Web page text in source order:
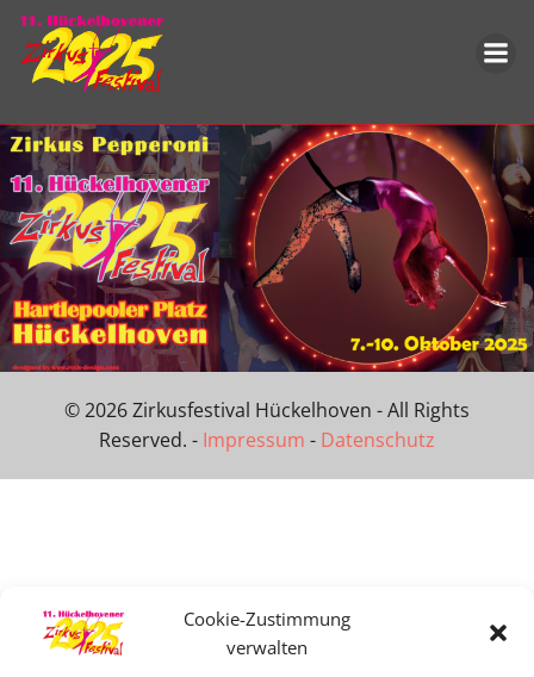
Cookie-Zustimmung
verwalten
© 2026 Zirkusfestival Hückelhoven - All Rights
Reserved. - Impressum - Datenschutz